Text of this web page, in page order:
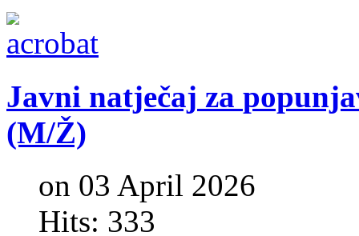
Javni natječaj za
(M/Ž)
on 03 April 2026
Hits: 333